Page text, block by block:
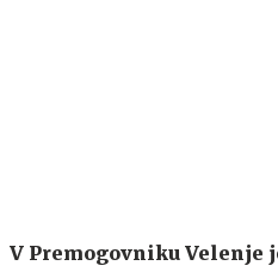
V Premogovniku Velenje